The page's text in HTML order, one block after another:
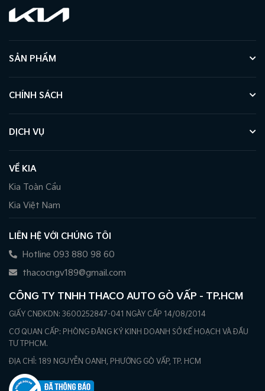
SẢN PHẨM
CHÍNH SÁCH
DỊCH VỤ
VỀ KIA
Kia Toàn Cầu
Kia Việt Nam
LIÊN HỆ VỚI CHÚNG TÔI
Hotline 093 880 98 60
thacocngv189@gmail.com
CÔNG TY TNHH THACO AUTO GÒ VẤP - TP.HCM
GIẤY CNĐKDN: 3600252847-041 NGÀY CẤP 14/08/2014
CƠ QUAN CẤP: PHÒNG ĐĂNG KÝ KINH DOANH SỞ KẾ HOẠCH VÀ ĐẦU
TƯ TPHCM.
ĐỊA CHỈ: 189 NGUYỄN OANH, PHƯỜNG GÒ VẤP, TP. HCM